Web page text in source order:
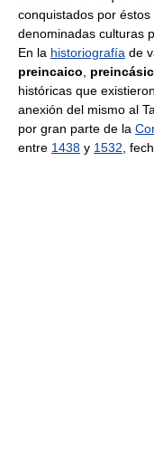
conquistados por éstos
denominadas culturas
En la historiografía de
preincaico,
históricas que
anexión del mismo al
por gran parte de la
entre 1438 y 1532,